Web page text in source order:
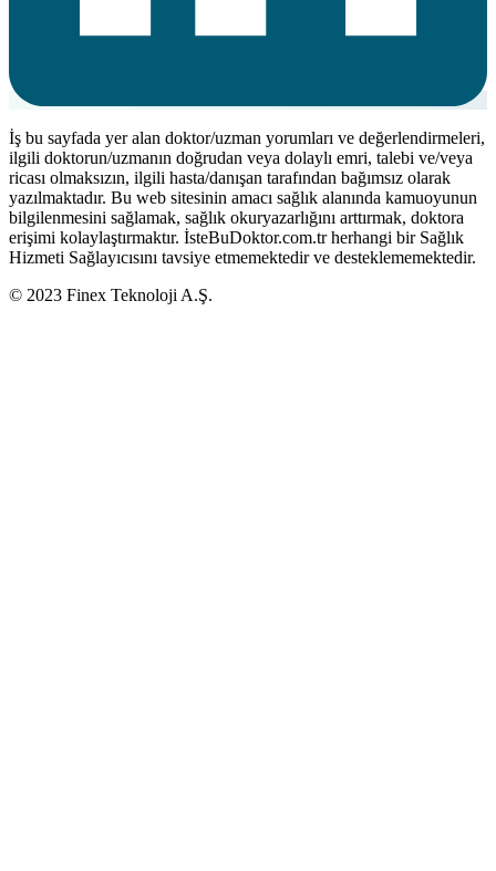
İş bu sayfada yer alan doktor/uzman yorumları ve değerlendirmeleri,
ilgili doktorun/uzmanın doğrudan veya dolaylı emri, talebi ve/veya
ricası olmaksızın, ilgili hasta/danışan tarafından bağımsız olarak
yazılmaktadır. Bu web sitesinin amacı sağlık alanında kamuoyunun
bilgilenmesini sağlamak, sağlık okuryazarlığını arttırmak, doktora
erişimi kolaylaştırmaktır. İsteBuDoktor.com.tr herhangi bir Sağlık
Hizmeti Sağlayıcısını tavsiye etmemektedir ve desteklememektedir.
© 2023 Finex Teknoloji A.Ş.